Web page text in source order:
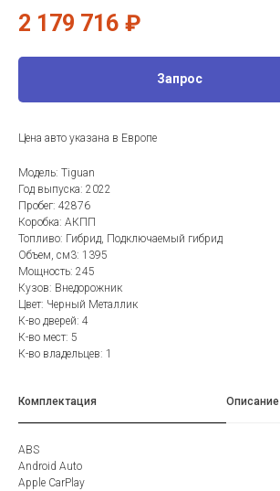
2 179 716 ₽
Запрос
Цена авто указана в Европе
Модель: Tiguan
Год выпуска: 2022
Пробег: 42876
Коробка: АКПП
Топливо: Гибрид, Подключаемый гибрид
Объем, см3: 1395
Мощность: 245
Кузов: Внедорожник
Цвет: Черный Металлик
К-во дверей: 4
К-во мест: 5
К-во владельцев: 1
Комплектация Описание
ABS
Android Auto
Apple CarPlay